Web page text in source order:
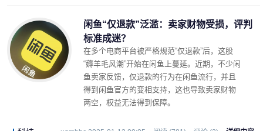
闲鱼“仅退款”泛滥：卖家财物受损，评判
标准成迷？
在多个电商平台被严格规范“仅退款”后，这股
“薅羊毛风潮”开始在闲鱼上蔓延。近期，不少闲
鱼卖家反馈，仅退款的行为在闲鱼流行，并且
得到闲鱼官方的变相支持，这也导致卖家财物
两空，权益无法得到保障。